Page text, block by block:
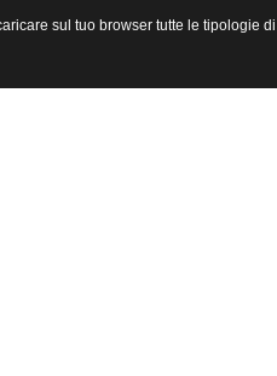
sul tuo browser tutte le tipologie